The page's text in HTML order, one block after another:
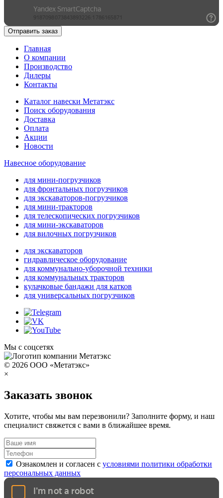
Отправить заказ
Главная
О компании
Производство
Дилеры
Контакты
Каталог навески Метатэкс
Поиск оборудования
Доставка
Оплата
Акции
Новости
Навесное оборудование
для мини-погрузчиков
для фронтальных погрузчиков
для экскаваторов-погрузчиков
для мини-тракторов
для телескопических погрузчиков
для мини-экскаваторов
для вилочных погрузчиков
для экскаваторов
гидравлическое оборудование
для коммунально-уборочной техники
для коммунальных тракторов
кулачковые бандажи для катков
для универсальных погрузчиков
Мы с соцсетях
© 2026 ООО «Метатэкс»
×
Заказать звонок
Хотите, чтобы мы вам перезвонили? Заполните форму, и наш
специалист свяжется с вами в ближайшее время.
Ознакомлен и согласен с условиями политики обработки
персональных данных